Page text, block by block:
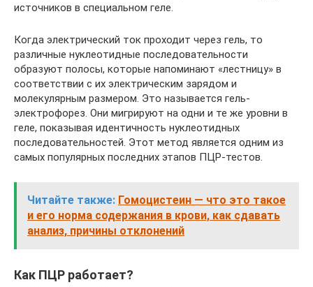
источников в специальном геле.
Когда электрический ток проходит через гель, то
различные нуклеотидные последовательности
образуют полосы, которые напоминают «лестницу» в
соответствии с их электрическим зарядом и
молекулярным размером. Это называется гель-
электрофорез. Они мигрируют на одни и те же уровни в
геле, показывая идентичность нуклеотидных
последовательностей. Этот метод является одним из
самых популярных последних этапов ПЦР-тестов.
Читайте также: Гомоцистеин — что это такое
и его норма содержания в крови, как сдавать
анализ, причины отклонений
Как ПЦР работает?